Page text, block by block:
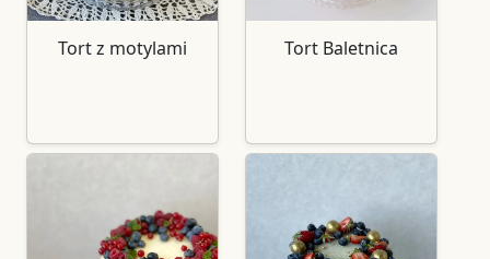
Tort z motylami Tort Baletnica